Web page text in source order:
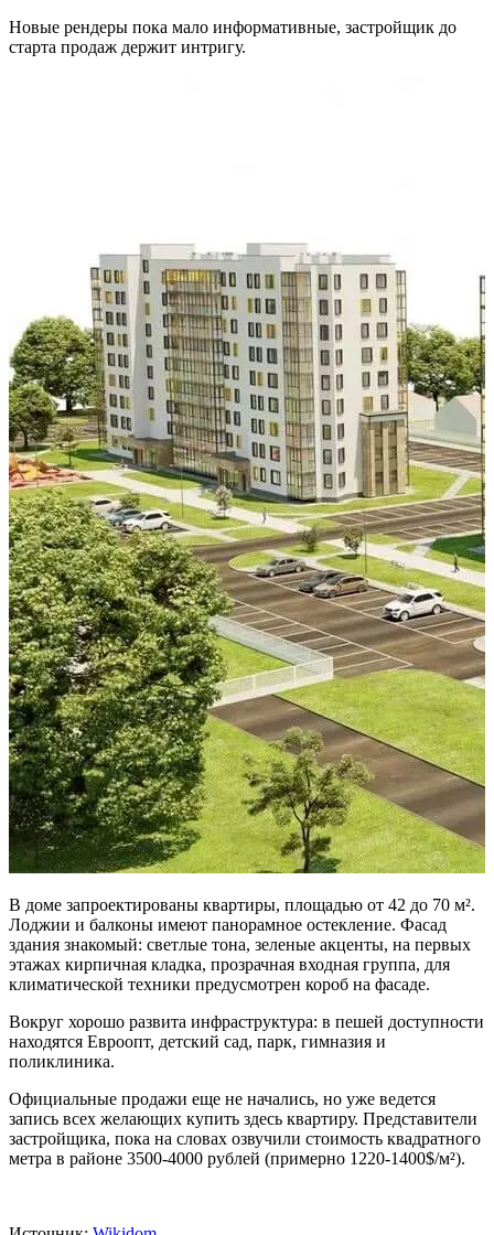
Новые рендеры пока мало информативные, застройщик до
старта продаж держит интригу.
В доме запроектированы квартиры, площадью от 42 до 70 м².
Лоджии и балконы имеют панорамное остекление. Фасад
здания знакомый: светлые тона, зеленые акценты, на первых
этажах кирпичная кладка, прозрачная входная группа, для
климатической техники предусмотрен короб на фасаде.
Вокруг хорошо развита инфраструктура: в пешей доступности
находятся Евроопт, детский сад, парк, гимназия и
поликлиника.
Официальные продажи еще не начались, но уже ведется
запись всех желающих купить здесь квартиру. Представители
застройщика, пока на словах озвучили стоимость квадратного
метра в районе 3500-4000 рублей (примерно 1220-1400$/м²).